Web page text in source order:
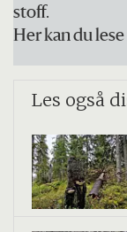
stoff.
Her kan du
Les også